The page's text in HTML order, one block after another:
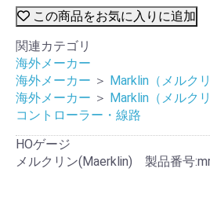
この商品をお気に入りに追加
関連カテゴリ
海外メーカー
海外メーカー ＞ Marklin（メルクリ
海外メーカー ＞ Marklin（メルクリ
コントローラー・線路
HOゲージ
メルクリン(Maerklin) 製品番号